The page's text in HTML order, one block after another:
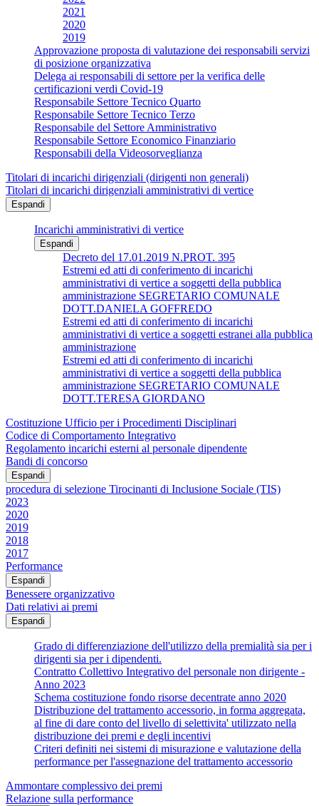
2021
2020
2019
Approvazione proposta di valutazione dei responsabili servizi
di posizione organizzativa
Delega ai responsabili di settore per la verifica delle
certificazioni verdi Covid-19
Responsabile Settore Tecnico Quarto
Responsabile Settore Tecnico Terzo
Responsabile del Settore Amministrativo
Responsabile Settore Economico Finanziario
Responsabili della Videosorveglianza
Titolari di incarichi dirigenziali (dirigenti non generali)
Titolari di incarichi dirigenziali amministrativi di vertice
Espandi
Incarichi amministrativi di vertice
Espandi
Decreto del 17.01.2019 N.PROT. 395
Estremi ed atti di conferimento di incarichi
amministrativi di vertice a soggetti della pubblica
amministrazione SEGRETARIO COMUNALE
DOTT.DANIELA GOFFREDO
Estremi ed atti di conferimento di incarichi
amministrativi di vertice a soggetti estranei alla pubblica
amministrazione
Estremi ed atti di conferimento di incarichi
amministrativi di vertice a soggetti della pubblica
amministrazione SEGRETARIO COMUNALE
DOTT.TERESA GIORDANO
Costituzione Ufficio per i Procedimenti Disciplinari
Codice di Comportamento Integrativo
Regolamento incarichi esterni al personale dipendente
Bandi di concorso
Espandi
procedura di selezione Tirocinanti di Inclusione Sociale (TIS)
2023
2020
2019
2018
2017
Performance
Espandi
Benessere organizzativo
Dati relativi ai premi
Espandi
Grado di differenziazione dell'utilizzo della premialità sia per i
dirigenti sia per i dipendenti.
Contratto Collettivo Integrativo del personale non dirigente -
Anno 2023
Schema costituzione fondo risorse decentrate anno 2020
Distribuzione del trattamento accessorio, in forma aggregata,
al fine di dare conto del livello di selettivita' utilizzato nella
distribuzione dei premi e degli incentivi
Criteri definiti nei sistemi di misurazione e valutazione della
performance per l'assegnazione del trattamento accessorio
Ammontare complessivo dei premi
Relazione sulla performance